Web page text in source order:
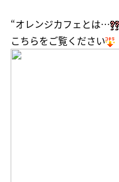
“オレンジカフェとは…
こちらをご覧ください